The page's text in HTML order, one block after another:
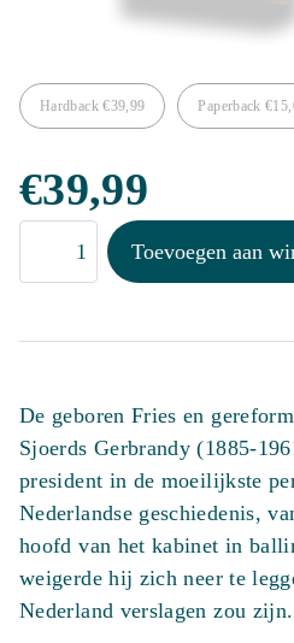
Hardback€39,99 Paperback€
€39,99
knecht
Toevoegen aan
De geboren Fries en
Sjoerds Gerbrandy (1885-
president in de moeilijkste
Nederlandse geschiedenis,
hoofd van het kabinet in
weigerde hij zich neer te
Nederland verslagen zou zijn.